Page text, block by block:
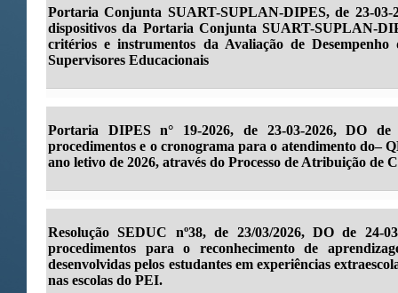
Portaria Conjunta SUART-SUPLAN-DIPES, de 23-03-
dispositivos da Portaria Conjunta SUART-SUPLAN-
critérios e instrumentos da Avaliação de
Supervisores Educacionais
Portaria DIPES n° 19-2026, de 23-03-2026, DO de
procedimentos e o cronograma para o atendimento do–
ano letivo de 2026, através do Processo de Atribuição de
Resolução SEDUC nº38, de 23/03/2026, DO de 24-
procedimentos para o reconhecimento de
desenvolvidas pelos estudantes em experiências
nas escolas do PEI.